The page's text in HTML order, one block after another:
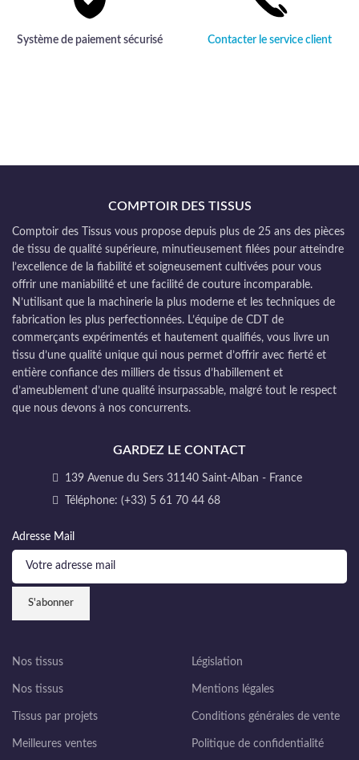
Système de paiement sécurisé Contacter le service client
COMPTOIR DES TISSUS
Comptoir des Tissus vous propose depuis plus de 25 ans des pièces
de tissu de qualité supérieure, minutieusement filées pour atteindre
l’excellence de la fiabilité et soigneusement cultivées pour vous
offrir une maniabilité et une facilité de couture incomparable.
N’utilisant que la machinerie la plus moderne et les techniques de
fabrication les plus perfectionnées. L’équipe de CDT de
commerçants expérimentés et hautement qualifiés, vous livre un
tissu d’une qualité unique qui nous permet d’offrir avec fierté et
entière confiance des milliers de tissus d’habillement et
d’ameublement d’une qualité insurpassable, malgré tout le respect
que nous devons à nos concurrents.
GARDEZ LE CONTACT
139 Avenue du Sers 31140 Saint-Alban - France
Téléphone: (+33) 5 61 70 44 68
Adresse Mail
Nos tissus
Nos tissus
Tissus par projets
Meilleures ventes
Législation
Mentions légales
Conditions générales de vente
Politique de confidentialité